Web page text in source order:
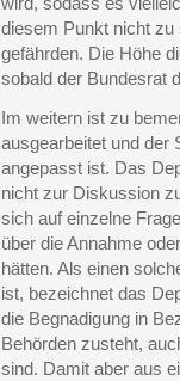
diesem Punkt nicht zu
gefährden. Die Höhe
sobald der Bundesrat
Im weitern ist zu
ausgearbeitet und der
angepasst ist. Das
nicht zur Diskussion
sich auf einzelne
über die Annahme
hätten. Als einen
ist, bezeichnet das
die Begnadigung in
Behörden zusteht,
sind. Damit aber aus